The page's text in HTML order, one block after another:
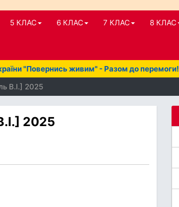
5 КЛАС 6 КЛАС 7 КЛАС 8 КЛАС
"Повернись живим" - Разом до перемоги!
В.І.] 2025
2025